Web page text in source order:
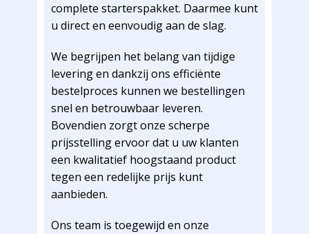
complete starterspakket. Daarmee kunt
u direct en eenvoudig aan de slag.
We begrijpen het belang van tijdige
levering en dankzij ons efficiënte
bestelproces kunnen we bestellingen
snel en betrouwbaar leveren.
Bovendien zorgt onze scherpe
prijsstelling ervoor dat u uw klanten
een kwalitatief hoogstaand product
tegen een redelijke prijs kunt
aanbieden.
Ons team is toegewijd en onze